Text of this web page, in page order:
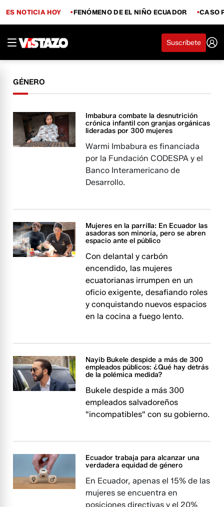
ES NOTICIA HOY FENÓMENO DE EL NIÑO ECUADOR CASO
Suscríbete
GÉNERO
Imbabura combate la desnutrición
crónica infantil con granjas orgánicas
lideradas por 300 mujeres
Warmi Imbabura es financiada
por la Fundación CODESPA y el
Banco Interamericano de
Desarrollo.
Mujeres en la parrilla: En Ecuador las
asadoras son minoría, pero se abren
espacio ante el público
Con delantal y carbón
encendido, las mujeres
ecuatorianas irrumpen en un
oficio exigente, desafiando roles
y conquistando nuevos espacios
en la cocina a fuego lento.
Nayib Bukele despide a más de 300
empleados públicos: ¿Qué hay detrás
de la polémica medida?
Bukele despide a más 300
empleados salvadoreños
"incompatibles" con su gobierno.
Ecuador trabaja para alcanzar una
verdadera equidad de género
En Ecuador, apenas el 15% de las
mujeres se encuentra en
posiciones directivas y el 20%